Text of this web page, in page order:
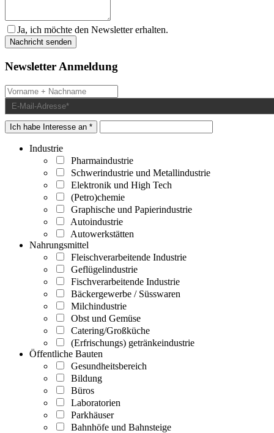
Ja, ich möchte den Newsletter erhalten.
Newsletter Anmeldung
Ich habe Interesse an *
Industrie
Pharmaindustrie
Schwerindustrie und Metallindustrie
Elektronik und High Tech
(Petro)chemie
Graphische und Papierindustrie
Autoindustrie
Autowerkstätten
Nahrungsmittel
Fleischverarbeitende Industrie
Geflügelindustrie
Fischverarbeitende Industrie
Bäckergewerbe / Süsswaren
Milchindustrie
Obst und Gemüse
Catering/Großküche
(Erfrischungs) getränkeindustrie
Öffentliche Bauten
Gesundheitsbereich
Bildung
Büros
Laboratorien
Parkhäuser
Bahnhöfe und Bahnsteige